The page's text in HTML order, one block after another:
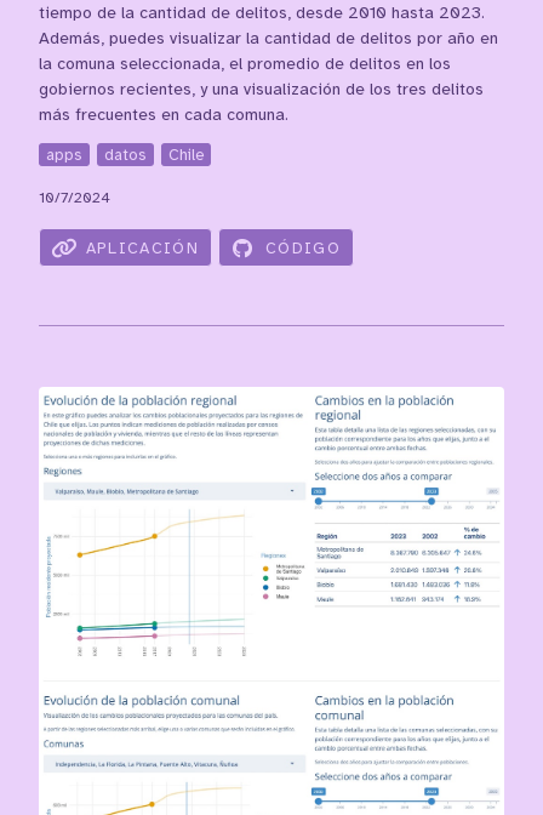
tiempo de la cantidad de delitos, desde 2010 hasta 2023.
Además, puedes visualizar la cantidad de delitos por año en
la comuna seleccionada, el promedio de delitos en los
gobiernos recientes, y una visualización de los tres delitos
más frecuentes en cada comuna.
apps datos Chile
10/7/2024
APLICACIÓN CÓDIGO